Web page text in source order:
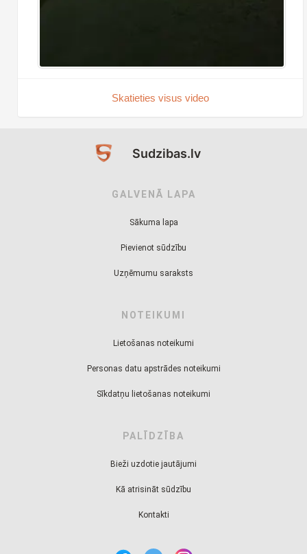
Skatieties visus video
Sudzibas.lv
GALVENĀ LAPA
Sākuma lapa
Pievienot sūdzību
Uzņēmumu saraksts
NOTEIKUMI
Lietošanas noteikumi
Personas datu apstrādes noteikumi
Sīkdatņu lietošanas noteikumi
PALĪDZĪBA
Bieži uzdotie jautājumi
Kā atrisināt sūdzību
Kontakti